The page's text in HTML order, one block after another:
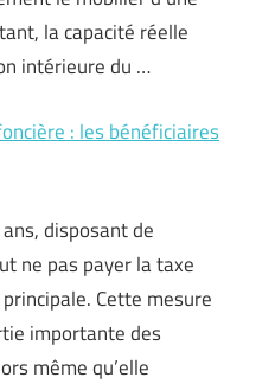
la capacité réelle
intérieure du …
: les bénéficiaires
disposant de
ne pas payer la taxe
Cette mesure
importante des
même qu’elle